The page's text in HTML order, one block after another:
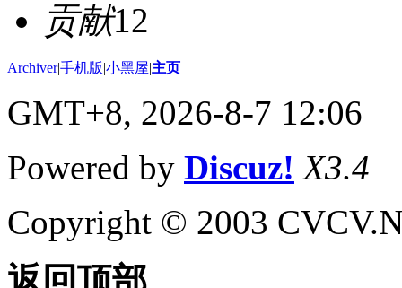
贡献12
Archiver|手机版|小黑屋|主页
GMT+8, 2026-8-7 12:06
Powered by Discuz! X3.4
Copyright © 2003